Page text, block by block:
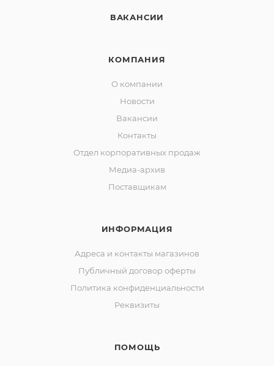
ВАКАНСИИ
КОМПАНИЯ
О компании
Новости
Вакансии
Контакты
Отдел корпоративных продаж
Медиа-архив
Поставщикам
ИНФОРМАЦИЯ
Адреса и контакты магазинов
Публичный договор оферты
Политика конфиденциальности
Реквизиты
ПОМОЩЬ